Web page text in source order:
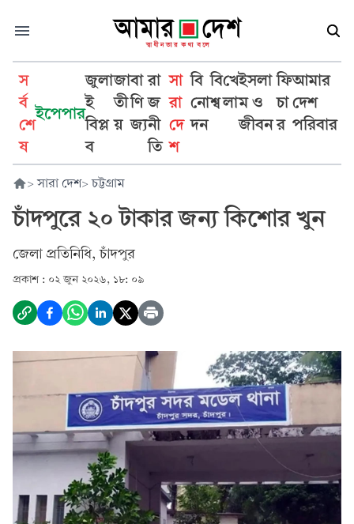
স
র্ব
শে
ষ
ইপেপার
জুলা
ই
বিপ্ল
ব
জা
তী
য়
বা
ণি
জ্য
রা
জ
নী
তি
সা
রা
দে
শ
বি
নো
দন
বি
শ্ব
খে
লা
ইসলা
ম ও
জীবন
ফি
চা
র
আমার
দেশ
পরিবার
> সারা দেশ> চট্টগ্রাম
চাঁদপুরে ২০ টাকার জন্য কিশোর খুন
জেলা প্রতিনিধি, চাঁদপুর
প্রকাশ : ০২ জুন ২০২৬, ১৮: ০৯